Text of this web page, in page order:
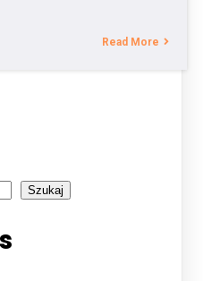
Read More
Szukaj